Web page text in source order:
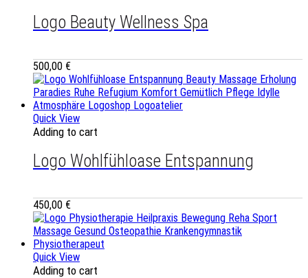
Logo Beauty Wellness Spa
500,00 €
Quick View
Adding to cart
Logo Wohlfühloase Entspannung
450,00 €
Quick View
Adding to cart